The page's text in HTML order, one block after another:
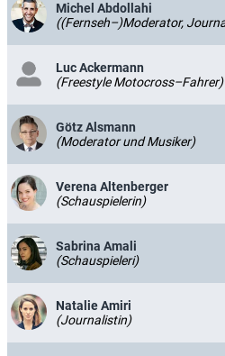
Michel Abdollahi
((Fernseh–)Moderator,
Luc Ackermann
(Freestyle Motocross–Fahrer)
Götz Alsmann
(Moderator und Musiker)
Verena Altenberger
(Schauspielerin)
Sabrina Amali
(Schauspieleri)
Natalie Amiri
(Journalistin)